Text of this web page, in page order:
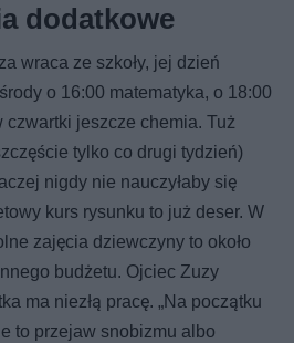
dodatkowe
wraca ze szkoły, jej dzień
o 16:00 matematyka, o 18:00
jeszcze chemia. Tuż
tylko co drugi tydzień)
nigdy nie nauczyłaby się
kurs rysunku to już deser. W
zajęcia dziewczyny to około
budżetu. Ojciec Zuzy
ma niezłą pracę. „Na początku
to przejaw snobizmu albo